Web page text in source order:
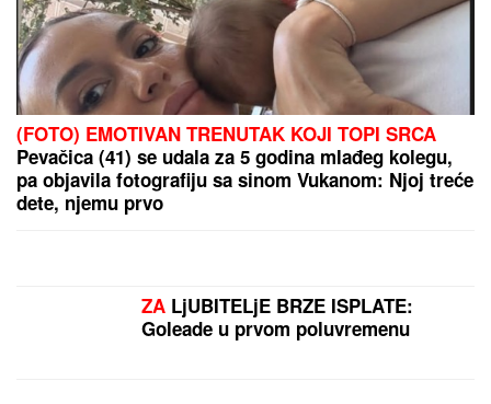
(FOTO) EMOTIVAN TRENUTAK KOJI TOPI SRCA
Pevačica (41) se udala za 5 godina mlađeg kolegu,
pa objavila fotografiju sa sinom Vukanom: Njoj treće
dete, njemu prvo
ZA LjUBITELjE BRZE ISPLATE:
Goleade u prvom poluvremenu